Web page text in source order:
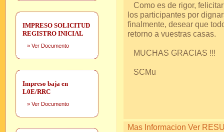
IMPRESO SOLICITUD
REGISTRO INICIAL
» Ver Documento
Impreso baja en
L0E/RRC
» Ver Documento
Como es de rigor,
los participantes por
finalmente, desear que
retorno a vuestras casas.
MUCHAS GRACIAS !!!
SCMu
Mas Informacion Ver